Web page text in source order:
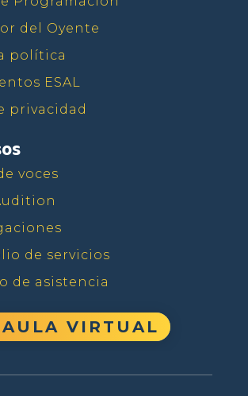
del Oyente
política
ESAL
privacidad
voces
de servicios
de asistencia
AULA VIRTUAL